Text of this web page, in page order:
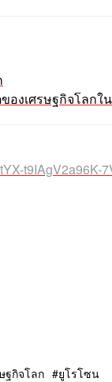
องเศรษฐกิจโลกใ
t9IAgV2a96K-
ฐกิจโลก
ยูโรโซน